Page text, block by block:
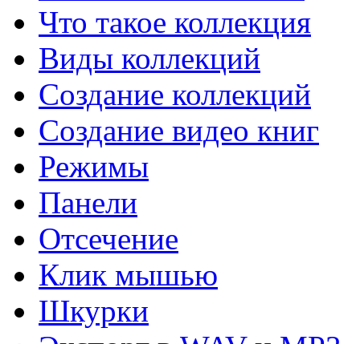
Что такое коллекция
Виды коллекций
Создание коллекций
Создание видео книг
Режимы
Панели
Отсечение
Клик мышью
Шкурки